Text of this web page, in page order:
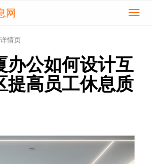
切
网
详情页
办公如何设计互
提高员工休息质